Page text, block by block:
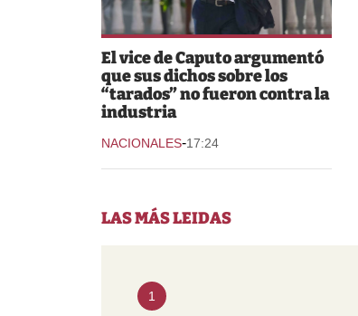
El vice de Caputo argumentó
que sus dichos sobre los
“tarados” no fueron contra la
industria
NACIONALES-17:24
LAS MÁS LEIDAS
1